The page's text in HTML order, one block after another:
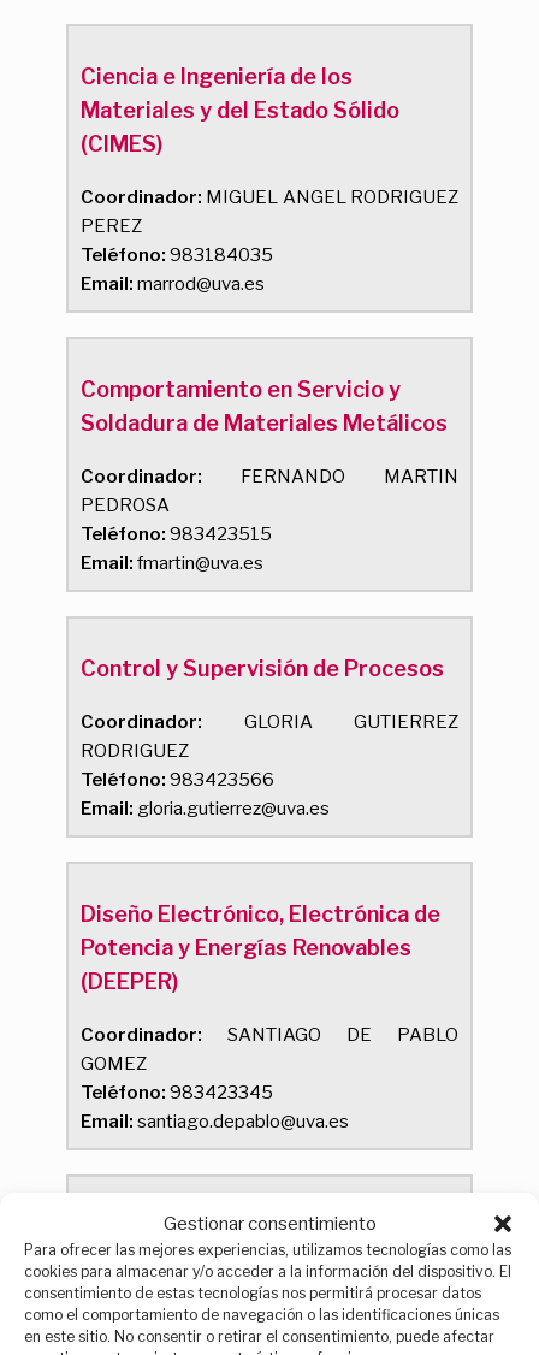
Gestionar consentimiento
Para ofrecer las mejores experiencias, utilizamos tecnologías como las
cookies para almacenar y/o acceder a la información del dispositivo. El
consentimiento de estas tecnologías nos permitirá procesar datos
como el comportamiento de navegación o las identificaciones únicas
en este sitio. No consentir o retirar el consentimiento, puede afectar
Ciencia e Ingeniería de los
Materiales y del Estado Sólido
(CIMES)
Coordinador: MIGUEL ANGEL RODRIGUEZ
PEREZ
Teléfono: 983184035
Email: marrod@uva.es
Comportamiento en Servicio y
Soldadura de Materiales Metálicos
Coordinador: FERNANDO MARTIN
PEDROSA
Teléfono: 983423515
Email: fmartin@uva.es
Control y Supervisión de Procesos
Coordinador: GLORIA GUTIERREZ
RODRIGUEZ
Teléfono: 983423566
Email: gloria.gutierrez@uva.es
Diseño Electrónico, Electrónica de
Potencia y Energías Renovables
(DEEPER)
Coordinador: SANTIAGO DE PABLO
GOMEZ
Teléfono: 983423345
Email: santiago.depablo@uva.es
Energía, Economía y Dinámica de
Sistemas (GEEDS)
Coordinador: FERNANDO ANTONIO
FRECHOSO ESCUDERO